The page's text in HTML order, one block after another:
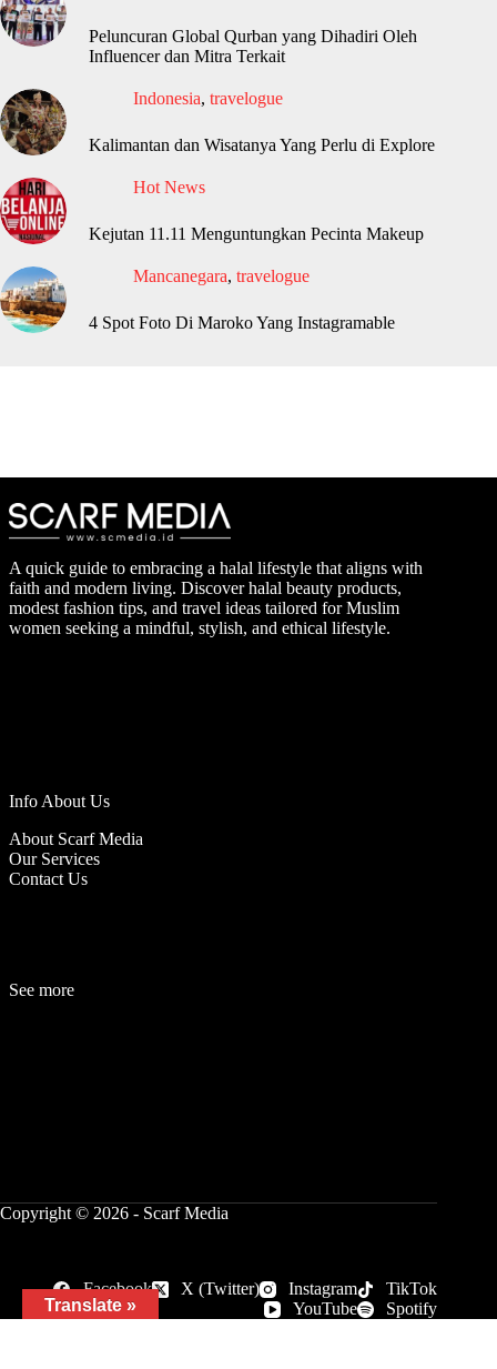
Peluncuran Global Qurban yang Dihadiri Oleh
Influencer dan Mitra Terkait
Indonesia, travelogue
Kalimantan dan Wisatanya Yang Perlu di Explore
Hot News
Kejutan 11.11 Menguntungkan Pecinta Makeup
Mancanegara, travelogue
4 Spot Foto Di Maroko Yang Instagramable
A quick guide to embracing a halal lifestyle that aligns with
faith and modern living. Discover halal beauty products,
modest fashion tips, and travel ideas tailored for Muslim
women seeking a mindful, stylish, and ethical lifestyle.
Info About Us
About Scarf Media
Our Services
Contact Us
See more
Copyright © 2026 - Scarf Media
Facebook X (Twitter) Instagram
TikTok
YouTube
Spotify
Translate »